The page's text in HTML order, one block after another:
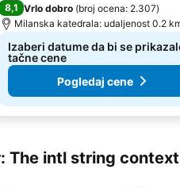
8,1 Vrlo dobro (broj ocena: 2.307)
Milanska katedrala: udaljenost 0.2
Izaberi datume da bi se
tačne cene
Pogledaj cene
The intl string